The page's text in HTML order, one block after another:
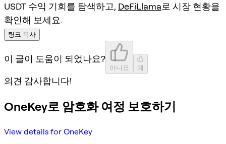
USDT 수익 기회를 탐색하고, DeFiLlama로 시장 현황을
확인해 보세요.
링크 복사
이 글이 도움이 되었나요?
아니요 예
의견 감사합니다!
OneKey로 암호화 여정 보호하기
View details for OneKey